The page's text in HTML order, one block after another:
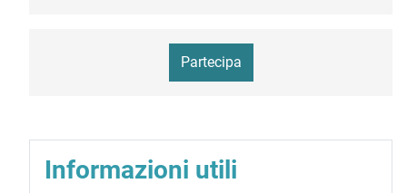
Partecipa
Informazioni utili